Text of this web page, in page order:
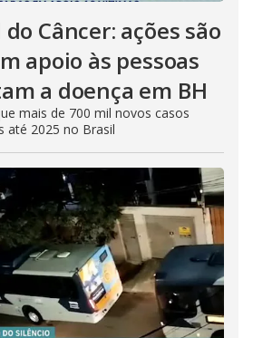
Câncer: ações são
apoio às pessoas
a doença em BH
mais de 700 mil novos casos
até 2025 no Brasil